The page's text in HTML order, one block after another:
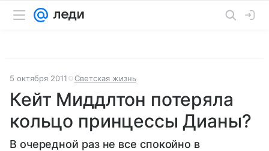
5 октября 2011 Светская жизнь
Кейт Миддлтон потеряла
кольцо принцессы Дианы?
В очередной раз не все спокойно в